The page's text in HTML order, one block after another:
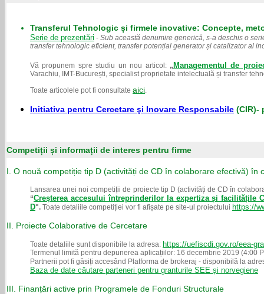
Transferul Tehnologic și firmele inovative: Concepte,
Serie de prezentări - Sub această denumire generică, s-a deschis o
transfer tehnologic eficient, transfer potențial generator și catalizator al
Vă propunem spre studiu un nou articol: „ Managementul de
Varachiu, IMT-București, specialist proprietate intelectuală și transfer
Toate articolele pot fi consultate aici.
Initiativa pentru Cercetare şi Inovare Responsabile (CIR)-
Competiții și informații de interes pentru firme
I. O nouă competiție tip D (activități de CD în colaborare efectivă)în
Lansarea unei noi competiții de proiecte tip D (activități de CD în
“Creșterea accesului întreprinderilor la expertiza și facilitățile
D". Toate detaliile competiției vor fi afișate pe site-ul proiectului https://
II. Proiecte Colaborative de Cercetare
Toate detaliile sunt disponibile la adresa: https://uefiscdi.gov.ro/eea-
Termenul limită pentru depunerea aplicațiilor: 16 decembrie 2019 (4:00
Partnerii pot fi găsiți accesând Platforma de brokeraj - disponibilă la
Baza de date căutare parteneri pentru granturile SEE și norvegiene
III. Finanțări active prin Programele de Fonduri Structurale